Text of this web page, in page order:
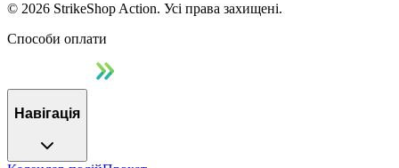
© 2026 StrikeShop Action. Усі права захищені.
Способи оплати
Навігація